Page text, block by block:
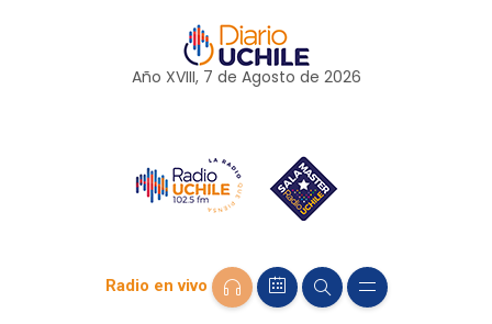
Año XVIII, 7 de Agosto de 2026
Radio en vivo